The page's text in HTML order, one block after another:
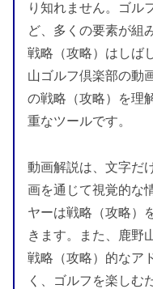
り知れません。ゴル
ど、多くの要素が組
戦略（攻略）はしば
山ゴルフ倶楽部の動
の戦略（攻略）を理
重なツールです。
動画解説は、文字だ
画を通じて視覚的な
ヤーは戦略（攻略）
きます。また、鹿野
戦略（攻略）的なア
く、ゴルフを楽しむ